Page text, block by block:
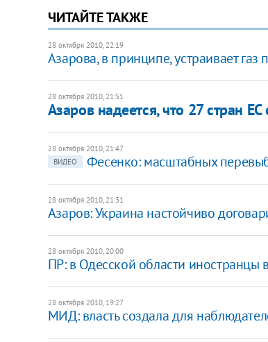
ЧИТАЙТЕ ТАКЖЕ
28 октября 2010, 22:19
Азарова, в принципе, устраивает
28 октября 2010, 21:51
Азаров надеется, что 27 стран
28 октября 2010, 21:47
ВИДЕО
​Фесенко: масштабных
28 октября 2010, 21:31
Азаров: Украина настойчиво
28 октября 2010, 20:00
ПР: в Одесской области
28 октября 2010, 19:27
МИД: власть создала для